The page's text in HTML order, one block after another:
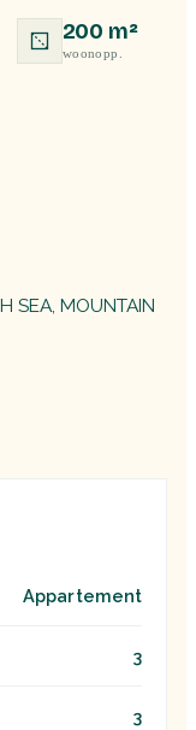
200 m²
woonopp.
SEA, MOUNTAIN
Appartement
3
3